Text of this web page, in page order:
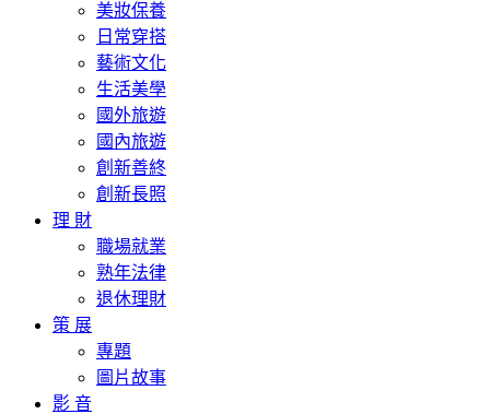
美妝保養
日常穿搭
藝術文化
生活美學
國外旅遊
國內旅遊
創新善終
創新長照
理 財
職場就業
熟年法律
退休理財
策 展
專題
圖片故事
影 音